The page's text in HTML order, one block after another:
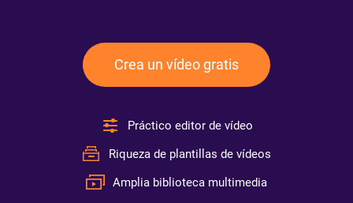
Crea un vídeo gratis
Práctico editor de vídeo
Riqueza de plantillas de vídeos
Amplia biblioteca multimedia